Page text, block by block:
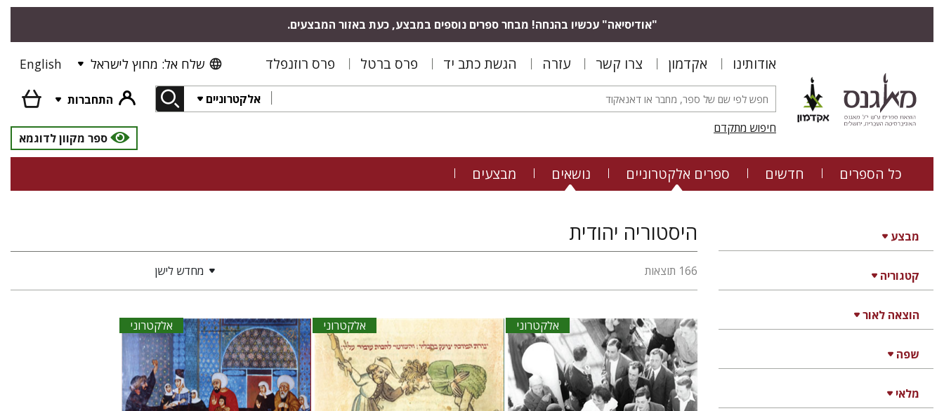
"אודיסיאה" עכשיו בהנחה! מבחר ספרים נוספים במבצע, כעת באזור המבצעים.
אודותינו אקדמון צרו קשר עזרה הגשת כתב יד פרס ברטל פרס רוזנפלד שלח אל: מחוץ לישראל English
אלקטרוניים
התחברות
חיפוש מתקדם
ספר מקוון לדוגמא
כל הספרים חדשים ספרים אלקטרוניים נושאים מבצעים
מבצע
קטגוריה
הוצאה לאור
שפה
מלאי
היסטוריה יהודית
166 תוצאות מחדש לישן
אלקטרוני אלקטרוני
אפרים שהם-שטיינר
אלקטרוני
אדם טלר
דורון מגן